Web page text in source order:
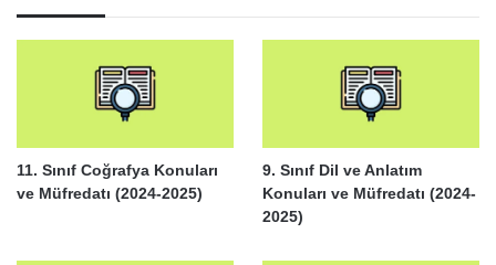
11. Sınıf Coğrafya Konuları
ve Müfredatı (2024-2025)
9. Sınıf Dil ve Anlatım
Konuları ve Müfredatı (2024-
2025)